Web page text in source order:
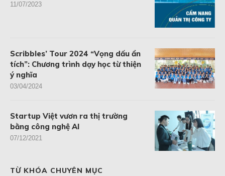
11/07/2023
Scribbles’ Tour 2024 “Vọng dấu ẩn
tích”: Chương trình dạy học từ thiện
ý nghĩa
03/04/2024
Startup Việt vươn ra thị trường
bằng công nghệ AI
07/12/2021
TỪ KHÓA CHUYÊN MỤC